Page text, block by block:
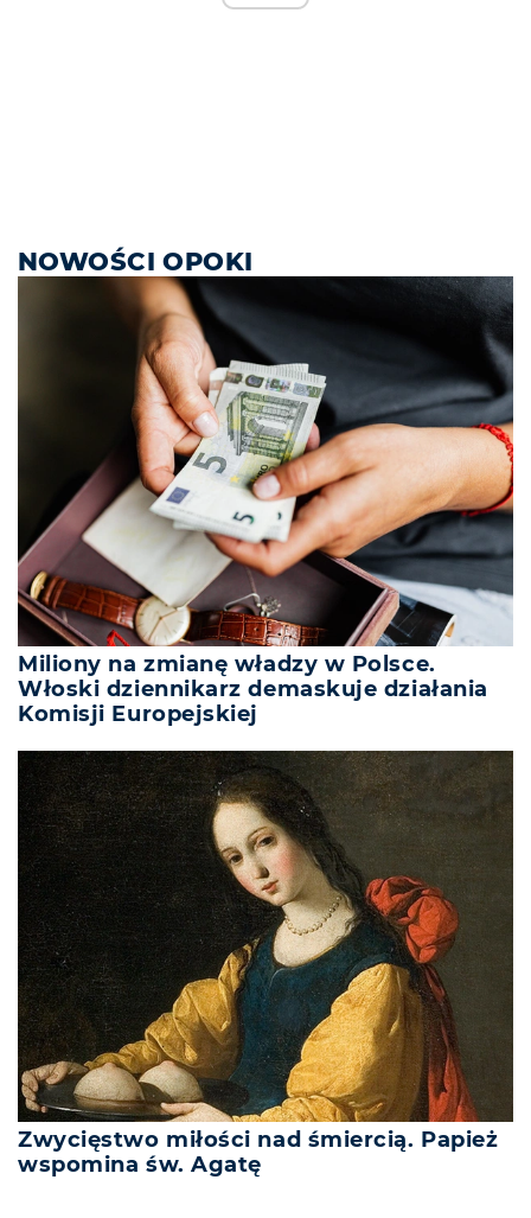
NOWOŚCI OPOKI
Miliony na zmianę władzy w Polsce.
Włoski dziennikarz demaskuje działania
Komisji Europejskiej
Zwycięstwo miłości nad śmiercią. Papież
wspomina św. Agatę